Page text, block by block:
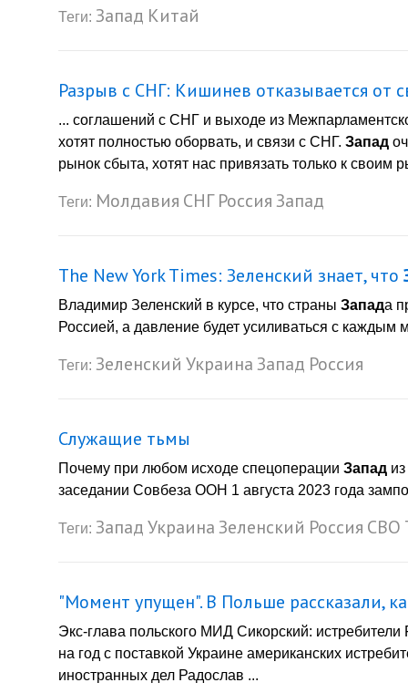
Теги: Запад Китай
Разрыв с СНГ: Кишинев отказывается от
... соглашений с СНГ и выходе из
хотят полностью оборвать, и связи с СНГ. Запад
рынок сбыта, хотят нас привязать только к своим
Теги: Молдавия СНГ Россия Запад
The New York Times: Зеленский знает, что
Владимир Зеленский в курсе, что страны Запада
Россией, а давление будет усиливаться с
Теги: Зеленский Украина Запад Россия
Служащие тьмы
Почему при любом исходе спецоперации Запад
заседании Совбеза ООН 1 августа 2023 года
Теги: ЗападУкраина Зеленский Россия СВО
"Момент упущен". В Польше рассказали,
Экс-глава польского МИД Сикорский:
на год с поставкой Украине американских
иностранных дел Радослав ...